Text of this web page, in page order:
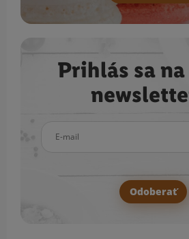
Prihlás sa
Odoberať